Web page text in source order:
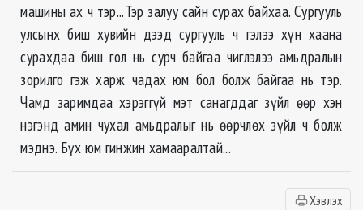
машины ах ч тэр...Тэр залуу сайн сурах байхаа. Сургууль
улсынх биш хувийн дээд сургууль ч гэлээ хүн хаана
сурахдаа биш гол нь сурч байгаа чиглэлээ амьдралын
зорилго гэж харж чадах юм бол болж байгаа нь тэр.
Чамд заримдаа хэрэггүй мэт санагддаг зүйл өөр хэн
нэгэнд амин чухал амьдралыг нь өөрчлөх зүйл ч болж
мэднэ. Бүх юм гинжин хамааралтай...
Хэвлэх